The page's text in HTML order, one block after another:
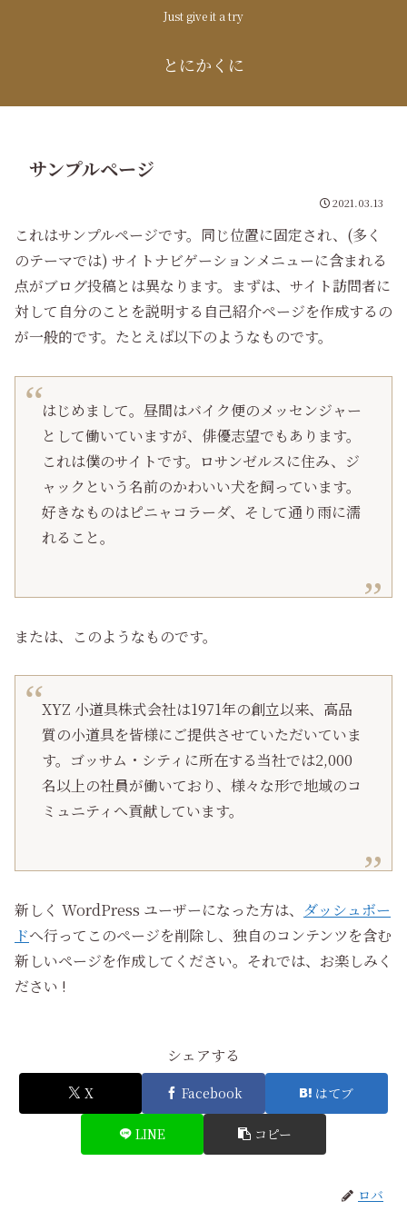
Just give it a try
とにかくに
サンプルページ
2021.03.13
これはサンプルページです。同じ位置に固定され、(多く
のテーマでは) サイトナビゲーションメニューに含まれる
点がブログ投稿とは異なります。まずは、サイト訪問者に
対して自分のことを説明する自己紹介ページを作成するの
が一般的です。たとえば以下のようなものです。
はじめまして。昼間はバイク便のメッセンジャー
として働いていますが、俳優志望でもあります。
これは僕のサイトです。ロサンゼルスに住み、ジ
ャックという名前のかわいい犬を飼っています。
好きなものはピニャコラーダ、そして通り雨に濡
れること。
または、このようなものです。
XYZ 小道具株式会社は1971年の創立以来、高品
質の小道具を皆様にご提供させていただいていま
す。ゴッサム・シティに所在する当社では2,000
名以上の社員が働いており、様々な形で地域のコ
ミュニティへ貢献しています。
新しく WordPress ユーザーになった方は、 ダッシュボー
ドへ行ってこのページを削除し、独自のコンテンツを含む
新しいページを作成してください。それでは、お楽しみく
ださい !
シェアする
X Facebook はてブ
LINE コピー
ロバ